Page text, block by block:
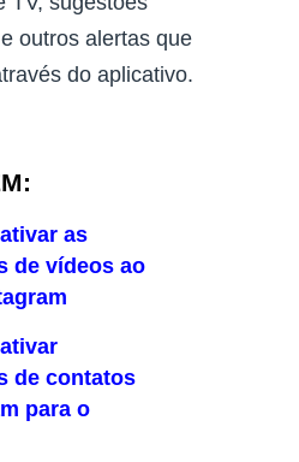
outros alertas que
do aplicativo.
as
de vídeos ao
de contatos
para o